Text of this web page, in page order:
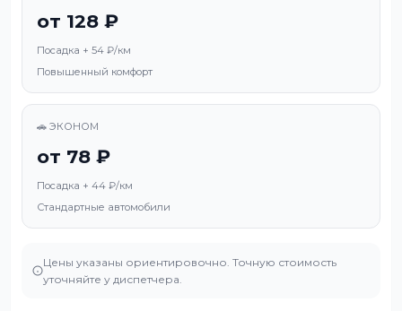
от 128 ₽
Посадка + 54 ₽/км
Повышенный комфорт
🚗 ЭКОНОМ
от 78 ₽
Посадка + 44 ₽/км
Стандартные автомобили
Цены указаны ориентировочно. Точную стоимость
уточняйте у диспетчера.